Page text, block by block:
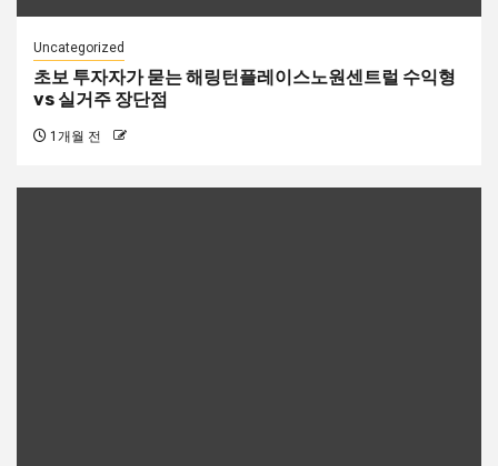
Uncategorized
초보 투자자가 묻는 해링턴플레이스노원센트럴 수익형
vs 실거주 장단점
1개월 전